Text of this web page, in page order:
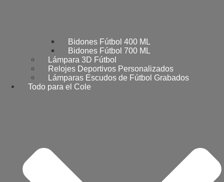
Bidones Fútbol 400 ML
Bidones Fútbol 700 ML
Lámpara 3D Fútbol
Relojes Deportivos Personalizados
Lámparas Escudos de Fútbol Grabados
Todo para el Cole